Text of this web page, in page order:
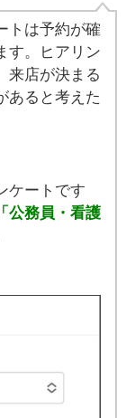
トは予約が確
す。ヒアリン
来店が決まる
あると考えた
ケートです
「公務員・看護